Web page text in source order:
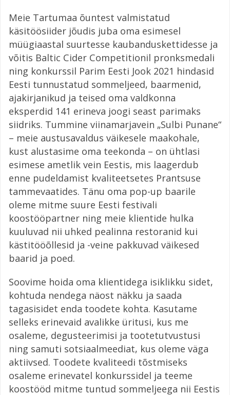
Meie Tartumaa õuntest valmistatud
käsitöösiider jõudis juba oma esimesel
müügiaastal suurtesse kaubanduskettidesse ja
võitis Baltic Cider Competitionil pronksmedali
ning konkurssil Parim Eesti Jook 2021 hindasid
Eesti tunnustatud sommeljeed, baarmenid,
ajakirjanikud ja teised oma valdkonna
eksperdid 141 erineva joogi seast parimaks
siidriks. Tummine viinamarjavein „Sulbi Punane“
– meie austusavaldus väikesele maakohale,
kust alustasime oma teekonda – on ühtlasi
esimese ametlik vein Eestis, mis laagerdub
enne pudeldamist kvaliteetsetes Prantsuse
tammevaatides. Tänu oma pop-up baarile
oleme mitme suure Eesti festivali
koostööpartner ning meie klientide hulka
kuuluvad nii uhked pealinna restoranid kui
kästitööõllesid ja -veine pakkuvad väikesed
baarid ja poed.
Soovime hoida oma klientidega isiklikku sidet,
kohtuda nendega näost näkku ja saada
tagasisidet enda toodete kohta. Kasutame
selleks erinevaid avalikke üritusi, kus me
osaleme, degusteerimisi ja tootetutvustusi
ning samuti sotsiaalmeediat, kus oleme väga
aktiivsed. Toodete kvaliteedi tõstmiseks
osaleme erinevatel konkurssidel ja teeme
koostööd mitme tuntud sommeljeega nii Eestis